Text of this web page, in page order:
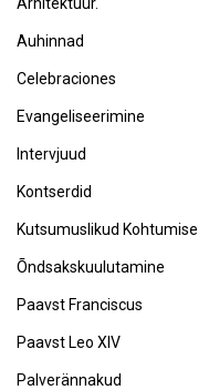
Auhinnad
Celebraciones
Evangeliseerimine
Intervjuud
Kontserdid
Kutsumuslikud
Õndsakskuulutamine
Paavst Franciscus
Paavst Leo XIV
Palverännakud